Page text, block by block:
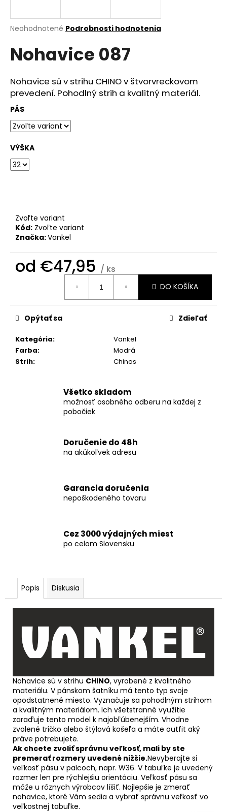
Priemerné
produktu
je
z
5
hviezdičiek.
Neohodnotené Podrobnosti hodnotenia
Nohavice 087
Nohavice sú v strihu CHINO v štvorvreckovom
prevedení. Pohodlný strih a kvalitný materiál.
PÁS
VÝŠKA
Zvoľte variant
Kód: Zvoľte variant
Značka:Vankel
od €47,95 / ks
DO KOŠÍKA
Kategória:
Vankel
Farba:
Modrá
Strih: Chinos
Opýtať sa Zdieľať
Všetko skladom
možnosť osobného odberu na každej z
pobočiek
Doručenie do 48h
na akúkoľvek adresu
Garancia doručenia
nepoškodeného tovaru
Cez 3000 výdajných miest
po celom Slovensku
Popis Diskusia
Nohavice sú v strihu CHINO, vyrobené z kvalitného
materiálu. V pánskom šatníku má tento typ svoje
opodstatnené miesto. Vyznačuje sa pohodlným strihom
a kvalitným materiálom. Ich všetstranné využitie
zaraďuje tento model k najobľúbenejším. Vhodne
zvolené tričko alebo štýlová košeľa a máte outfit aký
práve potrebujete.
Ak chcete zvoliť správnu veľkosť, mali by ste
premerať rozmery uvedené nižšie.Nevyberajte si
veľkosť pásu v palcoch, napr. W36. V tabuľke je uvedený
rozmer len pre rýchlejšiu orientáciu. Veľkosť pásu sa
môže u rôznych výrobcov líšiť. Najlepšie je zmerať
nohavice, ktoré Vám sedia a vybrať správnu veľkosť vo
veľkostnej tabuľke.
j
ť
?
O
d
r
ú
č
a
m
e
€45,99